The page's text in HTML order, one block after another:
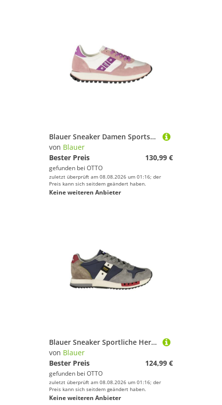
Blauer Sneaker Damen Sportschuh Weiß mit Schnürsenkeln &
von Blauer
Bester Preis
130,99 €
gefunden bei OTTO
zuletzt überprüft am 08.08.2026 um 01:16; der
Preis kann sich seitdem geändert haben.
Keine weiteren Anbieter
Blauer Sneaker Sportliche Herrenschuhe - Blau mit Kontrastdetails
von Blauer
Bester Preis
124,99 €
gefunden bei OTTO
zuletzt überprüft am 08.08.2026 um 01:16; der
Preis kann sich seitdem geändert haben.
Keine weiteren Anbieter